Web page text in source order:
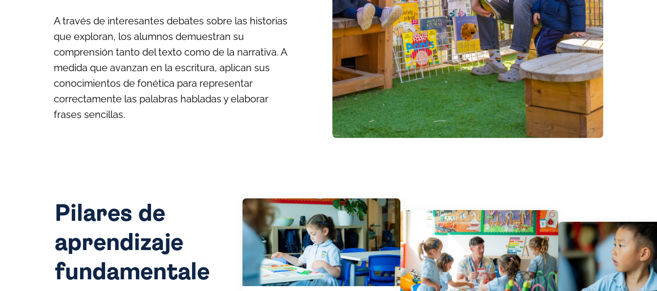
A través de interesantes debates sobre las historias
que exploran, los alumnos demuestran su
comprensión tanto del texto como de la narrativa. A
medida que avanzan en la escritura, aplican sus
conocimientos de fonética para representar
correctamente las palabras habladas y elaborar
frases sencillas.
Pilares de
aprendizaje
fundamentale